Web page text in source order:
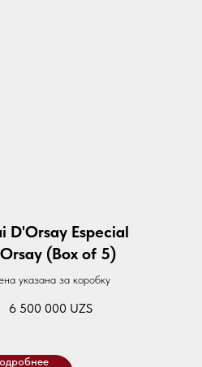
D'Orsay Especial
(Box of 5)
указана за коробку
6 500 000 UZS